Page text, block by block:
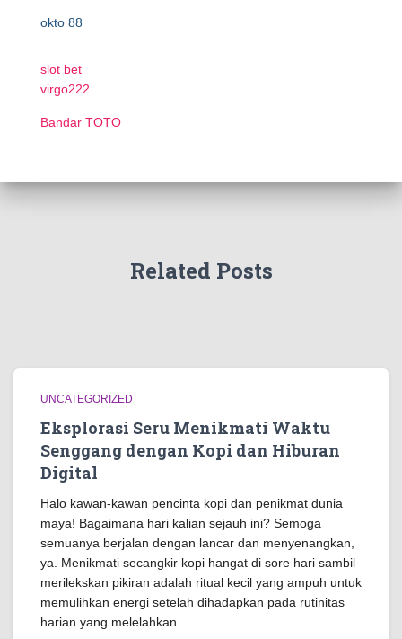
okto 88
slot bet
virgo222
Bandar TOTO
Related Posts
UNCATEGORIZED
Eksplorasi Seru Menikmati Waktu
Senggang dengan Kopi dan Hiburan
Digital
Halo kawan-kawan pencinta kopi dan penikmat dunia
maya! Bagaimana hari kalian sejauh ini? Semoga
semuanya berjalan dengan lancar dan menyenangkan,
ya. Menikmati secangkir kopi hangat di sore hari sambil
merilekskan pikiran adalah ritual kecil yang ampuh untuk
memulihkan energi setelah dihadapkan pada rutinitas
harian yang melelahkan.